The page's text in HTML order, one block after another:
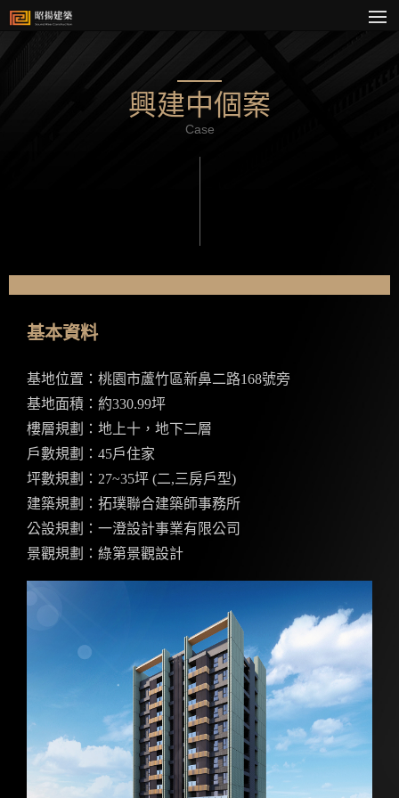
興建中個案
Case
基本資料
基地位置：桃園市蘆竹區新鼻二路168號旁
基地面積：約330.99坪
樓層規劃：地上十，地下二層
戶數規劃：45戶住家
坪數規劃：27~35坪 (二,三房戶型)
建築規劃：拓璞聯合建築師事務所
公設規劃：一澄設計事業有限公司
景觀規劃：綠第景觀設計